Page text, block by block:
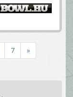
7 »